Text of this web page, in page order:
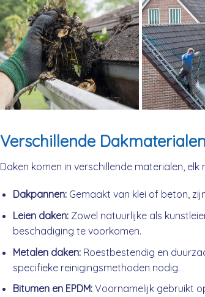
Verschillende Dakmaterialen
Daken komen in verschillende materialen,
Dakpannen:Gemaakt van klei of beton,
Leien daken:Zowel natuurlijke als
beschadiging te voorkomen.
Metalen daken:Roestbestendig en
specifieke reinigingsmethoden nodig.
Bitumen en EPDM:Voornamelijk gebruikt